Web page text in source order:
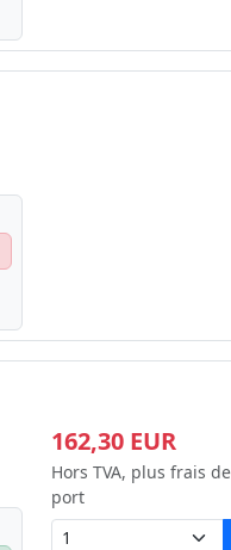
162,30 EUR
Hors TVA, plus frais de
port